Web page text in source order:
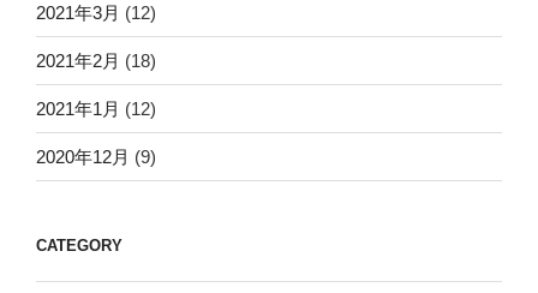
2021年3月 (12)
2021年2月 (18)
2021年1月 (12)
2020年12月 (9)
CATEGORY